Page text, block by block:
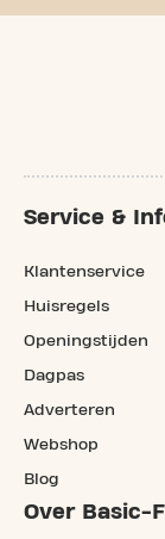
Service &
Klantenservice
Huisregels
Openingstijden
Dagpas
Adverteren
Webshop
Blog
Over Basic-